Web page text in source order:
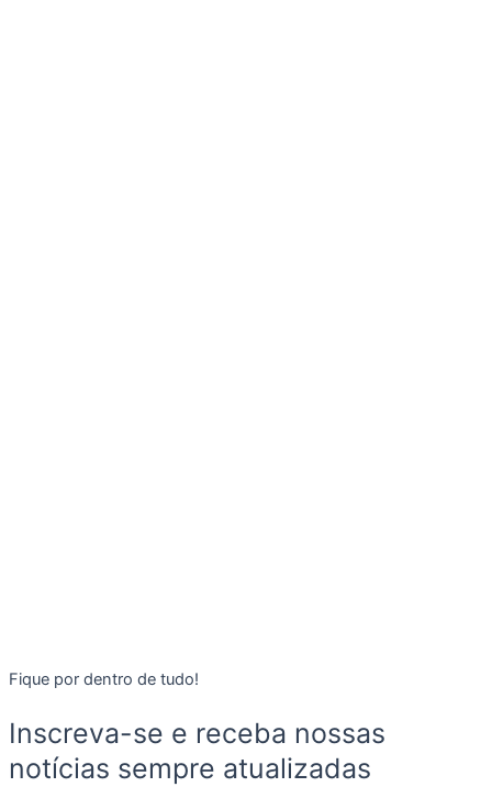
Fique por dentro de tudo!
Inscreva-se e receba nossas
notícias sempre atualizadas